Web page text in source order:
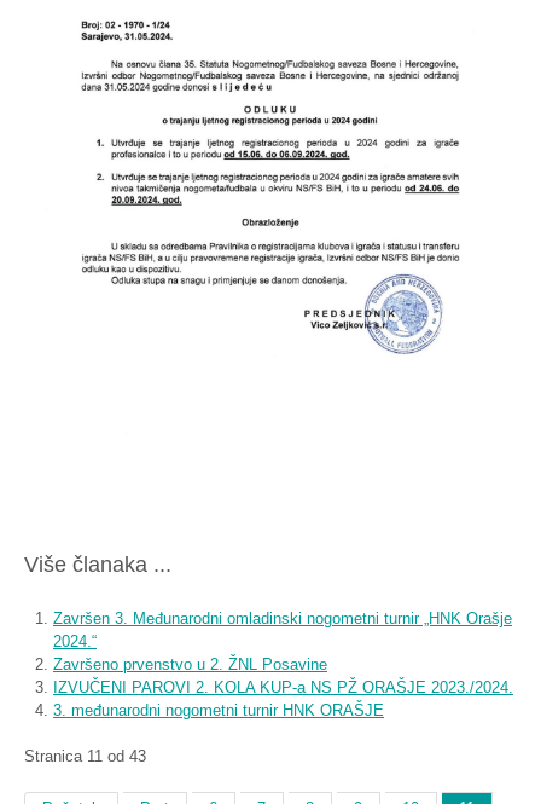
Više članaka ...
Završen 3. Međunarodni omladinski nogometni turnir „HNK Orašje
2024.“
Završeno prvenstvo u 2. ŽNL Posavine
IZVUČENI PAROVI 2. KOLA KUP-a NS PŽ ORAŠJE 2023./2024.
3. međunarodni nogometni turnir HNK ORAŠJE
Stranica 11 od 43